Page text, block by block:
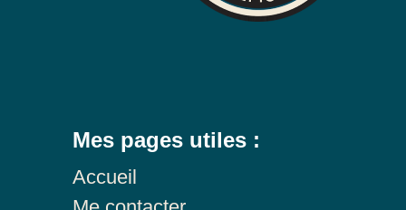
Mes pages utiles :
Accueil